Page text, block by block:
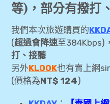
程景點參考
[清邁旅遊] 4天3夜清
[清邁旅遊] 旅行
等) ，部分有撥打
我們本次旅遊購買的
(超過會降速至384Kbps)
打、接聽
另外KLOOK也有賣上網
(價格為NT$ 124)